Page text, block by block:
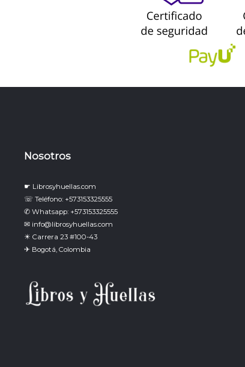
Nosotros
☛ Librosyhuellas.com
☏ Teléfono: +573153325555
✆ Whatsapp: +573153325555
✉ info@librosyhuellas.com
☀ Carrera 23 #100-43
✈ Bogotá, Colombia